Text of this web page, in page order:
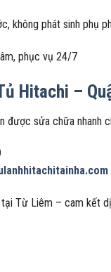
không phát sinh phụ
phục vụ 24/7
Hitachi –
được sửa chữa nhanh
Từ Liêm – cam kết